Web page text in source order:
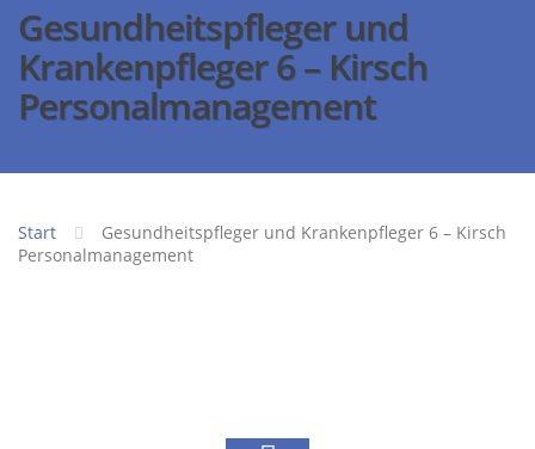
Gesundheitspfleger und
Krankenpfleger 6 – Kirsch
Personalmanagement
Start
Gesundheitspfleger und Krankenpfleger 6 – Kirsch
Personalmanagement